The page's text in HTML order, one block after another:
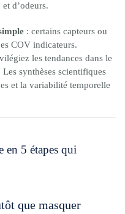
d’odeurs.
: certains capteurs ou
COV indicateurs.
les tendances dans le
synthèses scientifiques
et la variabilité temporelle
en 5 étapes qui
que masquer